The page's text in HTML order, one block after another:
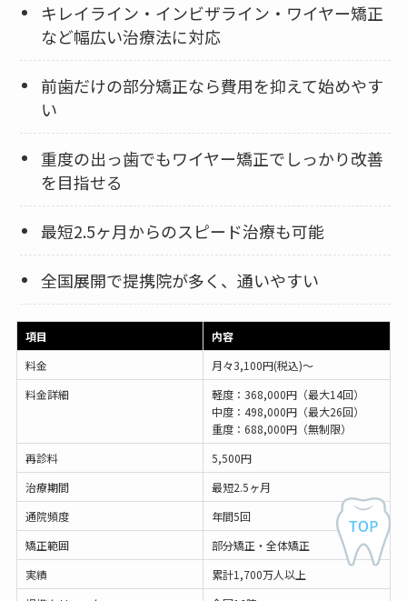
キレイライン・インビザライン・ワイヤー矯正
など幅広い治療法に対応
前歯だけの部分矯正なら費用を抑えて始めやす
い
重度の出っ歯でもワイヤー矯正でしっかり改善
を目指せる
最短2.5ヶ月からのスピード治療も可能
全国展開で提携院が多く、通いやすい
項目
内容
料金
月々3,100円(税込)〜
料金詳細
軽度：368,000円（最大14回）
中度：498,000円（最大26回）
重度：688,000円（無制限）
再診料
5,500円
治療期間
最短2.5ヶ月
通院頻度
年間5回
矯正範囲
部分矯正・全体矯正
実績
累計1,700万人以上